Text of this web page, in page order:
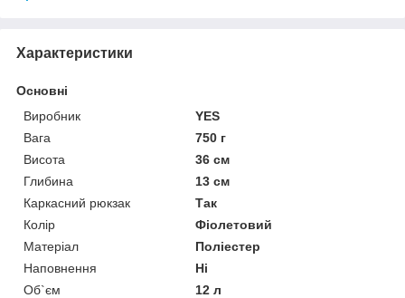
Характеристики
Основні
Виробник
YES
Вага
750 г
Висота
36 см
Глибина
13 см
Каркасний рюкзак
Так
Колір
Фіолетовий
Матеріал
Поліестер
Наповнення
Ні
Об`єм
12 л